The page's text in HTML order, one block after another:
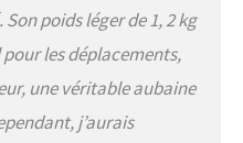
poids léger de 1, 2 kg
les déplacements,
une véritable aubaine
j’aurais